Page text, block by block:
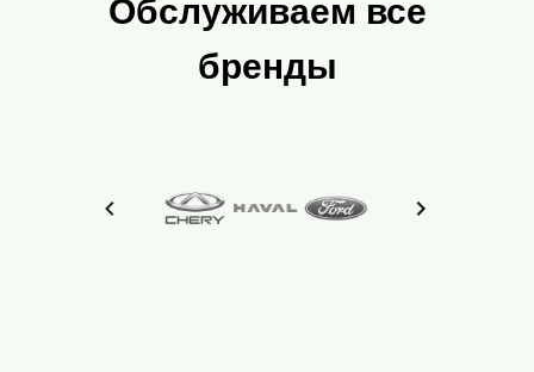
Обслуживаем все
бренды